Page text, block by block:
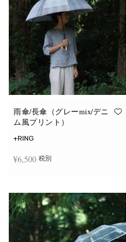
雨傘/長傘（グレーmix/デニ
ム風プリント）
+RING
¥6,500 税別